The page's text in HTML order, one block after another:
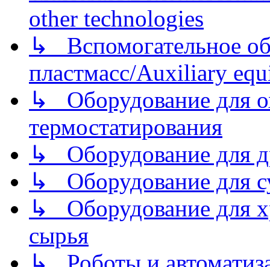
other technologies
↳ Вспомогательное
пластмасс/Auxiliary
↳ Оборудование для
термостатирования
↳ Оборудование для
↳ Оборудование для
↳ Оборудование для
сырья